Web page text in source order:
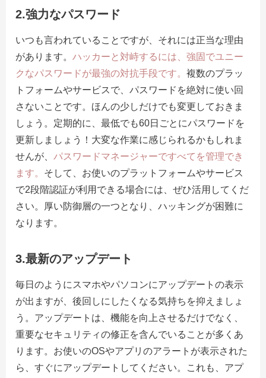
2.強力なパスワード
いつも言われていることですが、それには正当な理由
があります。 ハッカーと対峙するには、強固でユニー
クなパスワードが最強の対抗手段です。 複数のプラッ
トフォームやサービスで、パスワードを絶対に使い回
さないことです。ほんの少しだけでも変更しておきま
しょう。定期的に、最低でも60日ごとにパスワードを
更新しましょう！大変な作業に感じられるかもしれま
せんが、 パスワードマネージャーですべてを管理でき
ます。 そして、お使いのプラットフォームやサービス
で2段階認証が利用できる場合には、ぜひ活用してくだ
さい。厚い防御層の一つとなり、ハッキングが困難に
なります。
3.最新のアップデート
毎日のようにスマホやパソコンにアップデートの表示
が出ますが、後回しにしたくなる気持ちを抑えましょ
う。アップデートは、機能を向上させるだけでなく、
重要なセキュリティの修正を含んでいることが多くあ
ります。お使いのOSやアプリのアラートが表示された
ら、すぐにアップデートしてください。これも、アプ